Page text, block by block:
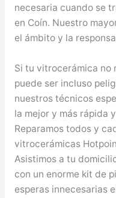
necesaria cuando se
en Coín. Nuestro
el ámbito y la
Si tu vitrocerámica no
puede ser incluso
nuestros técnicos
la mejor y más rápida
Reparamos todos y
vitrocerámicas
Asistimos a tu
con un enorme kit de
esperas innecesarias